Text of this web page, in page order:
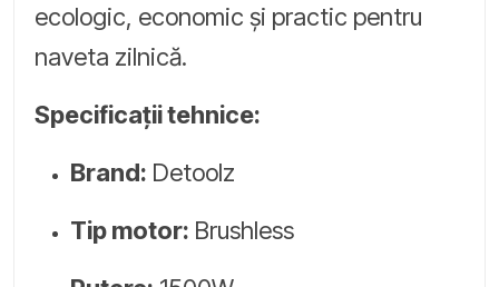
ecologic, economic și practic pentru
naveta zilnică.
Specificații tehnice:
Brand: Detoolz
Tip motor: Brushless